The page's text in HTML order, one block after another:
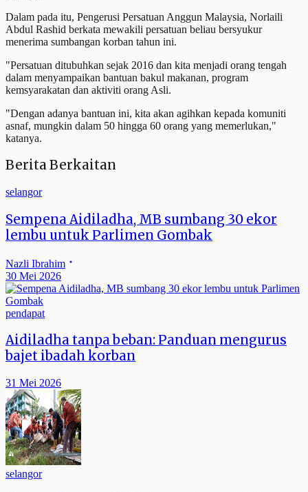
Dalam pada itu, Pengerusi Persatuan Anggun Malaysia, Norlaili
Abdul Rashid berkata mewakili persatuan beliau bersyukur
menerima sumbangan korban tahun ini.
"Persatuan ditubuhkan sejak 2016 dan kita menjadi orang tengah
dalam menyampaikan bantuan bakul makanan, program
kemsyarakatan dan aktiviti orang Asli.
"Dengan adanya bantuan ini, kita akan agihkan kepada komuniti
asnaf, mungkin dalam 50 hingga 60 orang yang memerlukan,"
katanya.
Berita Berkaitan
selangor
Sempena Aidiladha, MB sumbang 30 ekor
lembu untuk Parlimen Gombak
Nazli Ibrahim
30 Mei 2026
pendapat
Aidiladha tanpa beban: Panduan mengurus
bajet ibadah korban
31 Mei 2026
selangor